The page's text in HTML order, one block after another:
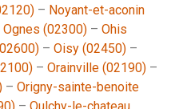
– Noyant-et-aconin
Ognes (02300) – Ohis
– Oisy (02450) –
– Orainville (02190) –
– Origny-sainte-benoite